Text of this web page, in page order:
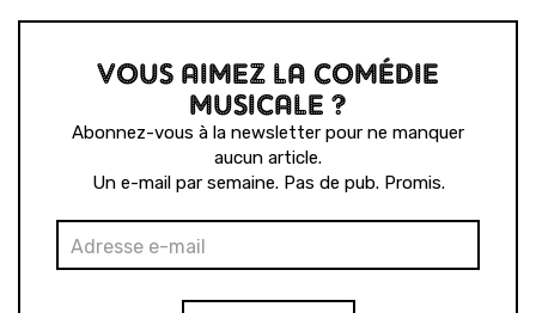
VOUS AIMEZ LA COMÉDIE
MUSICALE ?
Abonnez-vous à la newsletter pour ne manquer
aucun article.
Un e-mail par semaine. Pas de pub. Promis.